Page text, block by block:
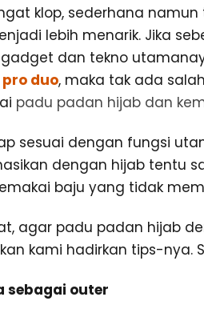
klop, sederhana
lebih menarik. Jika
dan tekno
pro duo, maka tak ada
padu padan hijab dan
sesuai dengan fungsi
dengan hijab tentu
baju yang tidak
agar padu padan hijab
kami hadirkan tips-nya.
sebagai outer